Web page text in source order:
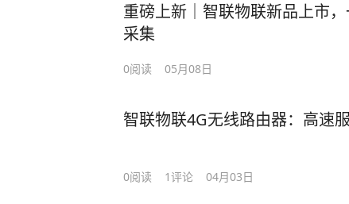
重磅上新｜智联物联新品上市
采集
0阅读 05月08日
智联物联4G无线路由器：高速
0阅读 1评论 04月03日